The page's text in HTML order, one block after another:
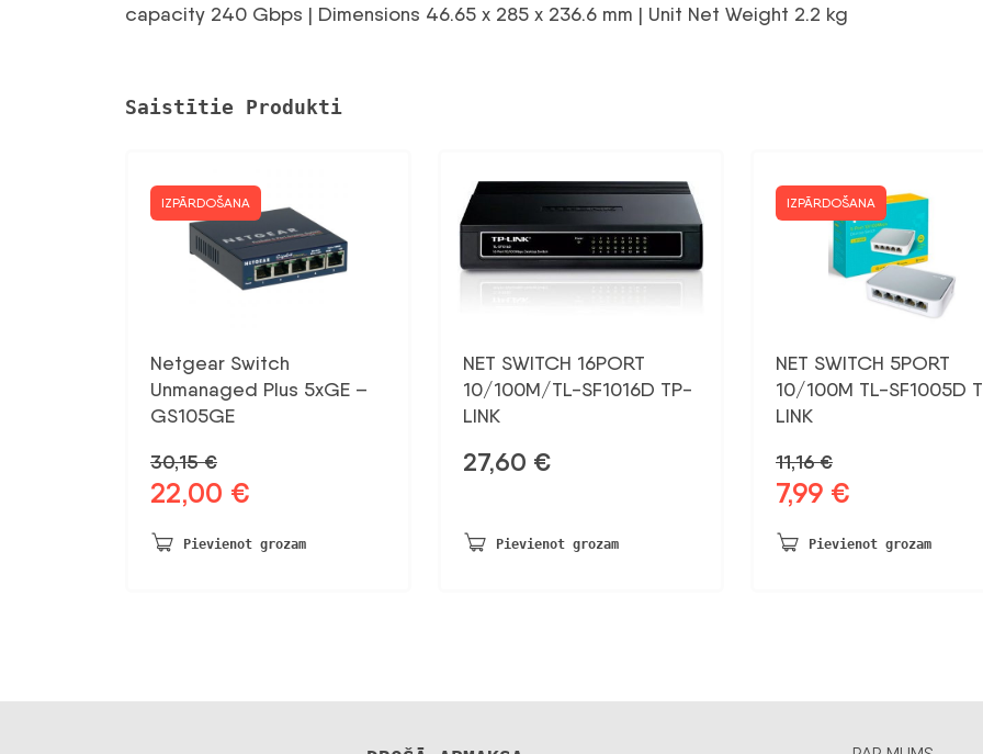
capacity 240 Gbps | Dimensions 46.65 x 285 x 236.6 mm | Unit Net Weight 2.2 kg
Saistītie Produkti
IZPĀRDOŠANA
Netgear Switch
Unmanaged Plus 5xGE –
GS105GE
30,15€
Sākotnējā
bija:
22,00 €
ir:
Pievienot grozam
NET SWITCH 16PORT
10/100M/TL-SF1016D TP-
LINK
27,60 €
Pievienot grozam
IZPĀRDOŠANA
NET SWITCH 5PORT
10/100M TL-SF1005D
LINK
11,16€
Sākotnējā
bija:
7,99 €
ir:
Pievienot grozam